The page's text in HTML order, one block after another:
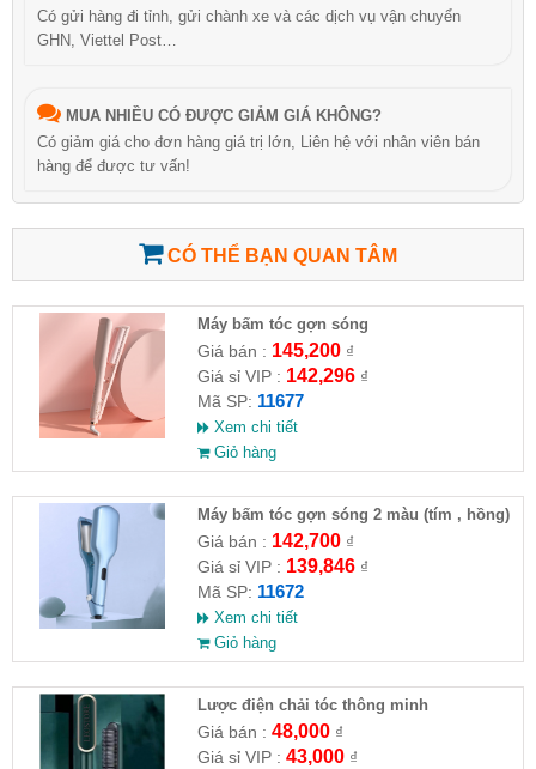
Có gửi hàng đi tỉnh, gửi chành xe và các dịch vụ vận chuyển
GHN, Viettel Post…
MUA NHIỀU CÓ ĐƯỢC GIẢM GIÁ KHÔNG?
Có giảm giá cho đơn hàng giá trị lớn, Liên hệ với nhân viên bán
hàng để được tư vấn!
CÓ THỂ BẠN QUAN TÂM
Máy bấm tóc gợn sóng
Giá bán : 145,200₫
Giá sỉ VIP : 142,296₫
Mã SP: 11677
Xem chi tiết
Giỏ hàng
Máy bấm tóc gợn sóng 2 màu (tím , hồng)
Giá bán : 142,700₫
Giá sỉ VIP : 139,846₫
Mã SP: 11672
Xem chi tiết
Giỏ hàng
Lược điện chải tóc thông minh
Giá bán : 48,000₫
Giá sỉ VIP : 43,000₫